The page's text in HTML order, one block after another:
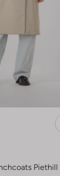
Piethill